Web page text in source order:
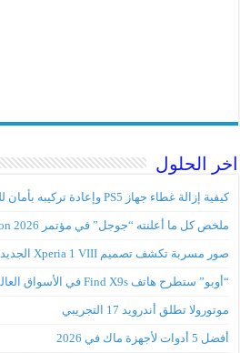
اخر الحلول
كيفية إزالة غطاء جهاز PS5 وإعادة تركيبه بأمان للتنظيف والتحديثات
ملخص كل ما أعلنته “جوجل” في مؤتمر Android Show I/O Edition 2026
صور مسربة تكشف تصميم Xperia 1 VIII الجديد
“أوبو” ستطرح هاتف Find X9s في الأسواق العالمية
موتورولا تطلق أندرويد 17 التجريبي
أفضل 5 أدوات لأجهزة ماك في 2026